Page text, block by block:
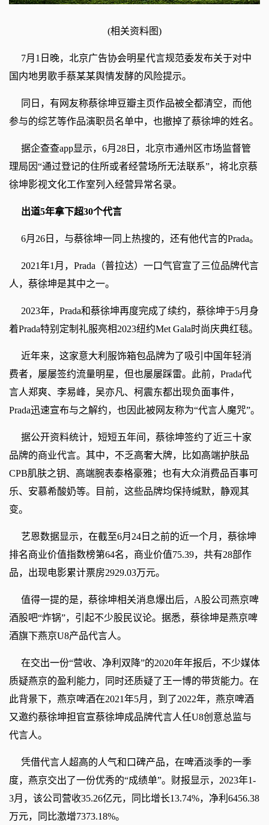
(相关资料图)
7月1日晚，北京广告协会明星代言规范委发布关于对中
国内地男歌手蔡某某舆情发酵的风险提示。
同日，有网友称蔡徐坤豆瓣主页作品被全都清空，而他
参与的综艺等作品演职员名单中，也撤掉了蔡徐坤的姓名。
据企查查app显示，6月28日，北京市通州区市场监督管
理局因“通过登记的住所或者经营场所无法联系”，将北京蔡
徐坤影视文化工作室列入经营异常名录。
出道5年拿下超30个代言
6月26日，与蔡徐坤一同上热搜的，还有他代言的Prada。
2021年1月，Prada（普拉达）一口气官宣了三位品牌代言
人，蔡徐坤是其中之一。
2023年，Prada和蔡徐坤再度完成了续约，蔡徐坤于5月身
着Prada特别定制礼服亮相2023纽约Met Gala时尚庆典红毯。
近年来，这家意大利服饰箱包品牌为了吸引中国年轻消
费者，屡屡签约流量明星，但也屡屡踩雷。此前，Prada代
言人郑爽、李易峰，吴亦凡、柯震东都出现负面事件，
Prada迅速宣布与之解约，也因此被网友称为“代言人魔咒”。
据公开资料统计，短短五年间，蔡徐坤签约了近三十家
品牌的商业代言。其中，不乏高奢大牌，比如高端护肤品
CPB肌肤之钥、高端腕表泰格豪雅；也有大众消费品百事可
乐、安慕希酸奶等。目前，这些品牌均保持缄默，静观其
变。
艺恩数据显示，在截至6月24日之前的近一个月，蔡徐坤
排名商业价值指数榜第64名，商业价值75.39，共有28部作
品，出现电影累计票房2929.03万元。
值得一提的是，蔡徐坤相关消息爆出后，A股公司燕京啤
酒股吧“炸锅”，引起不少股民议论。据悉，蔡徐坤是燕京啤
酒旗下燕京U8产品代言人。
在交出一份“营收、净利双降”的2020年年报后，不少媒体
质疑燕京的盈利能力，同时还质疑了王一博的带货能力。在
此背景下，燕京啤酒在2021年5月，到了2022年，燕京啤酒
又邀约蔡徐坤担官宣蔡徐坤成品牌代言人任U8创意总监与
代言人。
凭借代言人超高的人气和口碑产品，在啤酒淡季的一季
度，燕京交出了一份优秀的“成绩单”。财报显示，2023年1-
3月，该公司营收35.26亿元，同比增长13.74%，净利6456.38
万元，同比激增7373.18%。